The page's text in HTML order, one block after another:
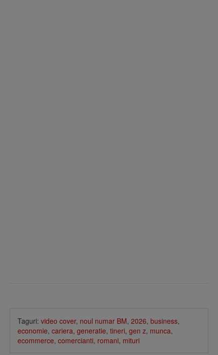
Taguri: video cover, noul numar BM, 2026, business,
economie, cariera, generatie, tineri, gen z, munca,
ecommerce, comercianti, romani, mituri